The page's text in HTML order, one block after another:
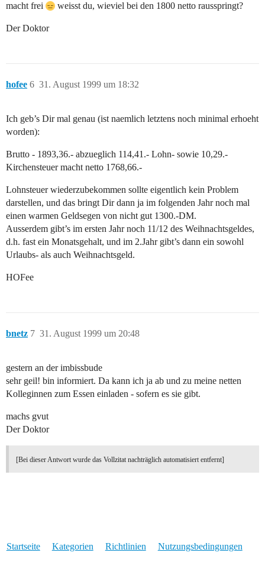
macht frei
weisst du, wieviel bei den 1800 netto rausspringt?
Der Doktor
hofee 31. August 1999 um 18:32
6
Ich geb’s Dir mal genau (ist naemlich letztens noch minimal erhoeht
worden):
Brutto - 1893,36.- abzueglich 114,41.- Lohn- sowie 10,29.-
Kirchensteuer macht netto 1768,66.-
Lohnsteuer wiederzubekommen sollte eigentlich kein Problem
darstellen, und das bringt Dir dann ja im folgenden Jahr noch mal
einen warmen Geldsegen von nicht gut 1300.-DM.
Ausserdem gibt’s im ersten Jahr noch 11/12 des Weihnachtsgeldes,
d.h. fast ein Monatsgehalt, und im 2.Jahr gibt’s dann ein sowohl
Urlaubs- als auch Weihnachtsgeld.
HOFee
bnetz 31. August 1999 um 20:48
7
gestern an der imbissbude
sehr geil! bin informiert. Da kann ich ja ab und zu meine netten
Kolleginnen zum Essen einladen - sofern es sie gibt.
machs gvut
Der Doktor
[Bei dieser Antwort wurde das Vollzitat nachträglich automatisiert entfernt]
Startseite Kategorien Richtlinien Nutzungsbedingungen